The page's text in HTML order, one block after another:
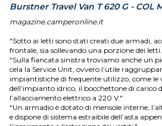
Burstner Travel Van T 620 G - COL
magazine.camperonline.it
"Sotto ai letti sono stati creati due armadi,
frontale, sia sollevando una porzione dei
"Sulla fiancata sinistra troviamo anche un
cela la Service Unit, ovvero l’utile
impiantistiche di frequente utilizzo, come le
dell’impianto idrico, il bocchettone di carico
l’allacciamento elettrico a 220 V."
"Un armadio è dotato di mensole interne,
e dispone di sistema estraibile dell’asta